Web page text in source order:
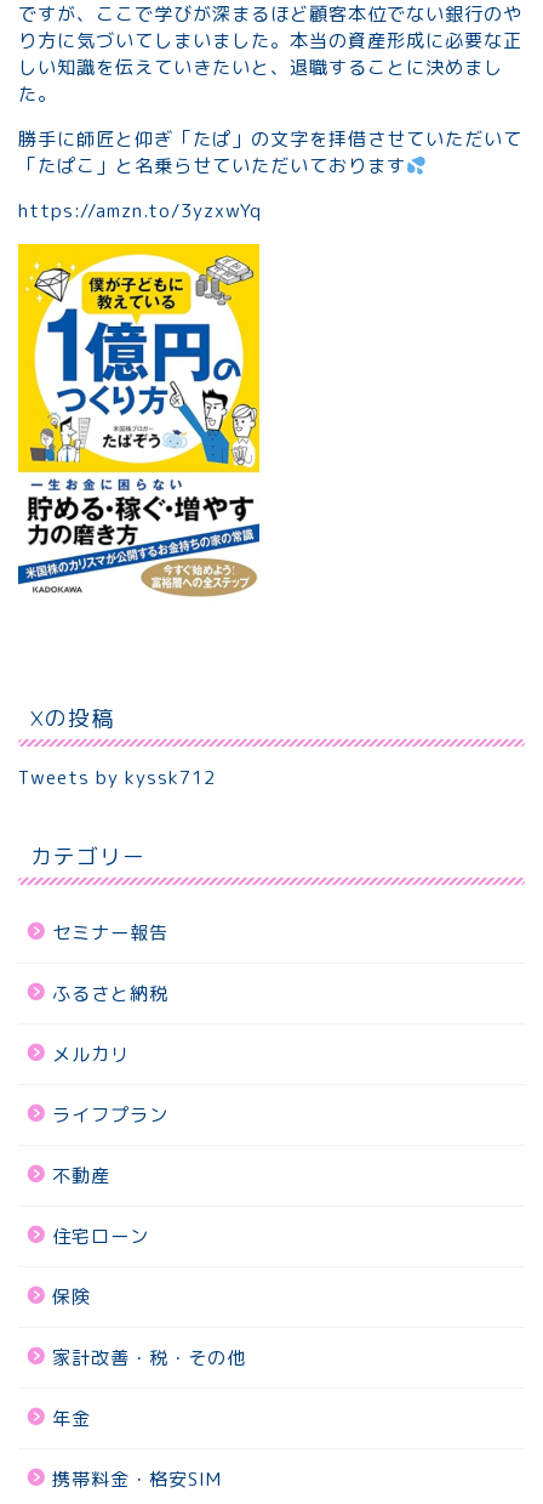
ですが、ここで学びが深まるほど顧客本位でない銀行のや
り方に気づいてしまいました。本当の資産形成に必要な正
しい知識を伝えていきたいと、退職することに決めまし
た。
勝手に師匠と仰ぎ「たぱ」の文字を拝借させていただいて
「たぱこ」と名乗らせていただいております
https://amzn.to/3yzxwYq
Xの投稿
Tweets by kyssk712
カテゴリー
セミナー報告
ふるさと納税
メルカリ
ライフプラン
不動産
住宅ローン
保険
家計改善・税・その他
年金
携帯料金・格安SIM